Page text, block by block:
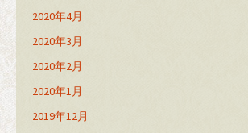
2020年4月
2020年3月
2020年2月
2020年1月
2019年12月